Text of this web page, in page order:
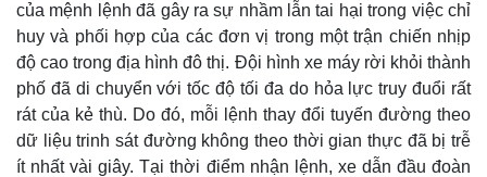
của mệnh lệnh đã gây ra sự nhầm lẫn tai hại trong việc chỉ
huy và phối hợp của các đơn vị trong một trận chiến nhịp
độ cao trong địa hình đô thị. Đội hình xe máy rời khỏi thành
phố đã di chuyển với tốc độ tối đa do hỏa lực truy đuổi rất
rát của kẻ thù. Do đó, mỗi lệnh thay đổi tuyến đường theo
dữ liệu trinh sát đường không theo thời gian thực đã bị trễ
ít nhất vài giây. Tại thời điểm nhận lệnh, xe dẫn đầu đoàn